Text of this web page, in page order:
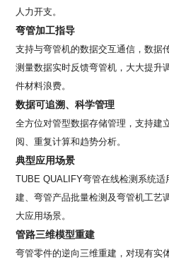
人力开支。
弯管加工指导
支持与弯管机的数据交互通信，数据
测量数据实时反馈弯管机，大大提升
件材料浪费。
数据可追溯、科学管理
全方位对管型数据存储管理，支持建
阅、重复计算和趋势分析。
典型应用场景
TUBE QUALIFY弯管在线检测系统
建、弯管产品批量检测及弯管机工艺
大应用场景。
管路三维模型重建
弯管零件的逆向三维重建，对现有实